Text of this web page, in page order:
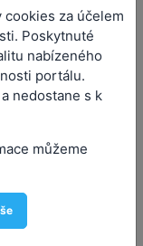
3
za účelem
Poskytnuté
nabízeného
portálu.
nedostane s k
můžeme